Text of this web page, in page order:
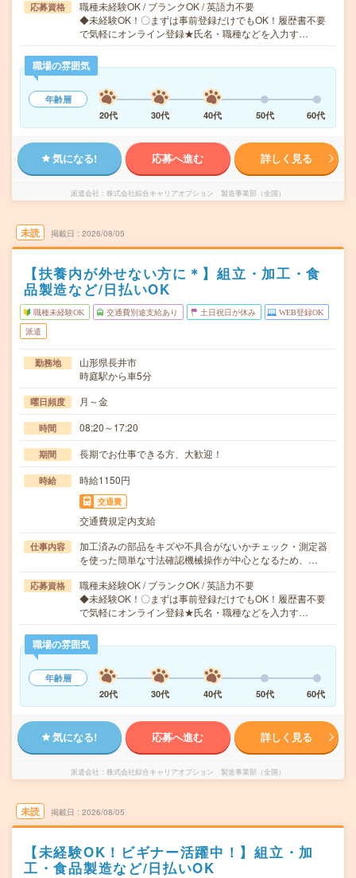
応募資格
職種未経験OK / ブランクOK / 英語力不要
◆未経験OK！〇まずは事前登録だけでもOK！履歴書不要
で気軽にオンライン登録★氏名・職種などを入力す…
職場の雰囲気
年齢層
20代
30代 40代 50代 60代
気になる! 応募へ進む 詳しく見る
派遣会社 株式会社綜合キャリアオプション 製造事業部（全国）
未読 掲載日 2026/08/05
【扶養内が外せない方に＊】組立・加工・食
品製造など/日払いOK
職種未経験OK 交通費別途支給あり 土日祝日が休み WEB登録OK
派遣
勤務地
山形県長井市
時庭駅から車5分
曜日頻度 月～金
時間 08:20～17:20
期間 長期でお仕事できる方、大歓迎！
時給 時給1150円
交通費
交通費規定内支給
仕事内容
加工済みの部品をキズや不具合がないかチェック・測定器
を使った簡単な寸法確認機械操作が中心となるため、…
応募資格
職種未経験OK / ブランクOK / 英語力不要
◆未経験OK！〇まずは事前登録だけでもOK！履歴書不要
で気軽にオンライン登録★氏名・職種などを入力す…
職場の雰囲気
年齢層
20代
30代 40代 50代 60代
気になる! 応募へ進む 詳しく見る
派遣会社 株式会社綜合キャリアオプション 製造事業部（全国）
未読 掲載日 2026/08/05
【未経験OK！ビギナー活躍中！】組立・加
工・食品製造など/日払いOK